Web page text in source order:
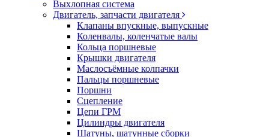
Выхлопная система
Двигатель, запчасти двигателя
Клапаны впускные, выпускные
Коленвалы, коленчатые валы
Кольца поршневые
Крышки двигателя
Маслосъёмные колпачки
Пальцы поршневые
Поршни
Сцепление
Цепи ГРМ
Цилиндры двигателя
Шатуны, шатунные сборки